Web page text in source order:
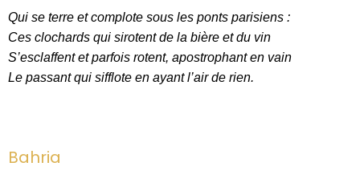
Qui se terre et complote sous les ponts parisiens :
Ces clochards qui sirotent de la bière et du vin
S’esclaffent et parfois rotent, apostrophant en vain
Le passant qui sifflote en ayant l’air de rien.
Bahria